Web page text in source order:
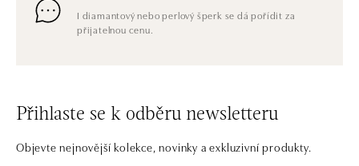
I diamantový nebo perlový šperk se dá pořídit za
přijatelnou cenu.
Přihlaste se k odběru newsletteru
Objevte nejnovější kolekce, novinky a exkluzivní produkty.